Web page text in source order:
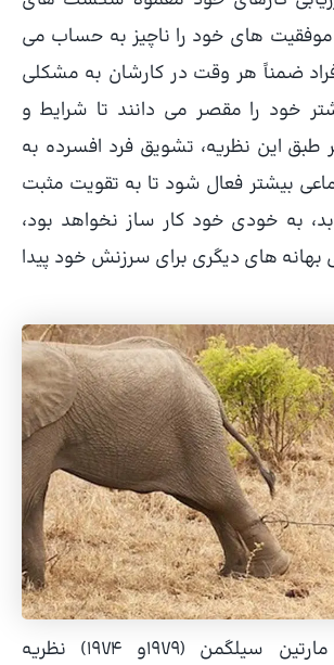
موفقیت های خود را ناچیز به حساب می
ضمناً هر وقت در کارشان به مشکلی
خود را مقصر می دانند تا شرایط و
طبق این نظریه، تشویق فرد افسرده به
بیشتر فعال شود تا به تقویت مثبت
به خودی خود کار ساز نخواهد بود،
بهانه های دیگری برای سرزنش خود پیدا
برای اولین بار مارتین سیلگمن (1979و 1974) نظریه